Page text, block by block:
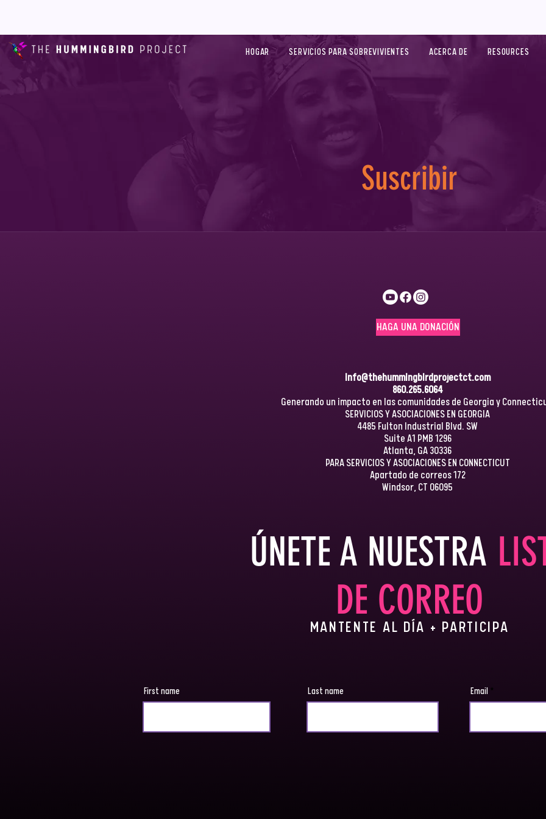
HOGAR SERVICIOS PARA SOBREVIVIENTES ACERCA DE RESOURCES
Suscribir
HAGA UNA DONACIÓN
info@thehummingbirdprojectct.com
860.265.6064
Generando un impacto en las comunidades de Georgia y
SERVICIOS Y ASOCIACIONES EN GEORGIA
4485 Fulton Industrial Blvd. SW
Suite A1 PMB 1296
Atlanta, GA 30336
PARA SERVICIOS Y ASOCIACIONES EN CONNECTICUT
Apartado de correos 172
Windsor, CT 06095
ÚNETE A NUESTRA
DE CORREO
MANTENTE AL DÍA + PARTICIPA
First name Last name Email